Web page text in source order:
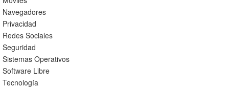
Navegadores
Privacidad
Redes Sociales
Seguridad
Sistemas Operativos
Software Libre
Tecnología